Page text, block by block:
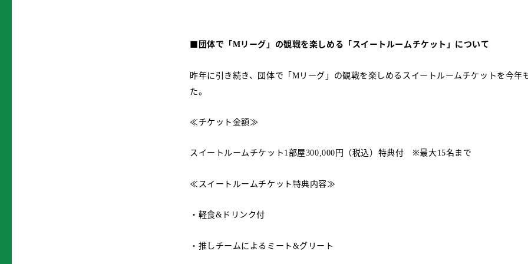
■団体で「Mリーグ」の観戦を楽しめる「スイートルームチケット」について
昨年に引き続き、団体で「M リーグ」の観戦を楽しめるスイートルームチケットを今年
た。
≪チケット金額≫
スイートルームチケット 1部屋300,000円（税込）特典付 ※最大15名まで
≪スイートルームチケット特典内容≫
・軽食& ドリンク付
・推しチームによるミート &グリート